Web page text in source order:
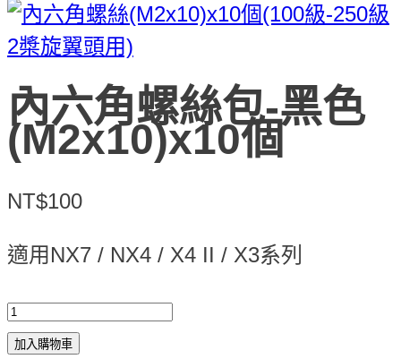
內六角螺絲包-黑色
(M2x10)x10個
NT$100
適用NX7 / NX4 / X4 II / X3系列
加入購物車